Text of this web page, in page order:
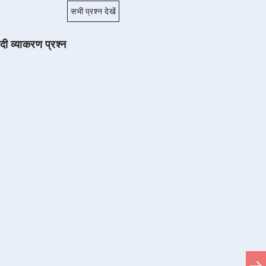
सभी प्रश्न देखें
व्याकरण प्रश्न